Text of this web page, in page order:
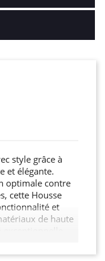
style grâce à
et élégante.
optimale contre
cette Housse
et
de haute
Son
à votre Ipad Air